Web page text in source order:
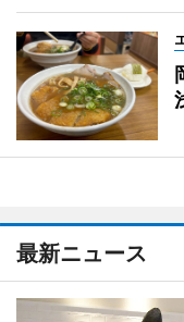
最新ニュース